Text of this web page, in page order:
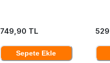
749,90 TL
Sepete Ekle